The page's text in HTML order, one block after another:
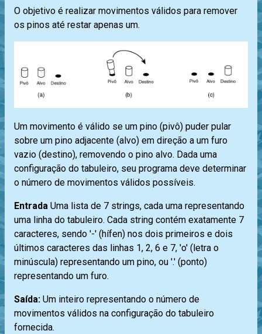
O objetivo é realizar movimentos válidos para remover
os pinos até restar apenas um.
Um movimento é válido se um pino (pivô) puder pular
sobre um pino adjacente (alvo) em direção a um furo
vazio (destino), removendo o pino alvo. Dada uma
configuração do tabuleiro, seu programa deve determinar
o número de movimentos válidos possíveis.
Entrada Uma lista de 7 strings, cada uma representando
uma linha do tabuleiro. Cada string contém exatamente 7
caracteres, sendo '-' (hífen) nos dois primeiros e dois
últimos caracteres das linhas 1, 2, 6 e 7, 'o' (letra o
minúscula) representando um pino, ou '.' (ponto)
representando um furo.
Saída: Um inteiro representando o número de
movimentos válidos na configuração do tabuleiro
fornecida.